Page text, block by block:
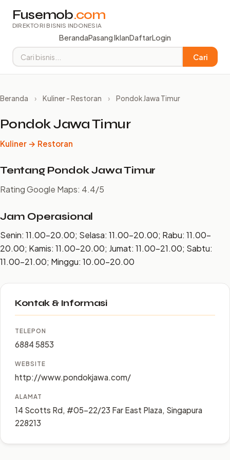
Fusemob.com
DIREKTORI BISNIS INDONESIA
BerandaPasang IklanDaftarLogin
Cari
Beranda › Kuliner - Restoran › Pondok Jawa Timur
Pondok Jawa Timur
Kuliner → Restoran
Tentang Pondok Jawa Timur
Rating Google Maps: 4.4/5
Jam Operasional
Senin: 11.00–20.00; Selasa: 11.00–20.00; Rabu: 11.00–
20.00; Kamis: 11.00–20.00; Jumat: 11.00–21.00; Sabtu:
11.00–21.00; Minggu: 10.00–20.00
Kontak & Informasi
TELEPON
6884 5853
WEBSITE
http://www.pondokjawa.com/
ALAMAT
14 Scotts Rd, #05-22/23 Far East Plaza, Singapura
228213